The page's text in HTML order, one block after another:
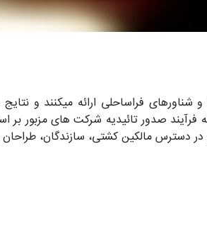
شناورهای فراساحلی ارائه می­کنند و
که فرآیند صدور تائیدیه شرکت های
مالکین کشتی، سازندگان، طراحان